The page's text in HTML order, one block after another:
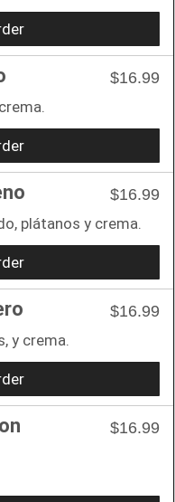
$16.99
$16.99
plátanos y crema.
$16.99
y crema.
$16.99